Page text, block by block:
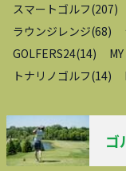
スマートゴルフ(207)
ラウンジレンジ(68)
GOLFERS24(14)
トナリノゴルフ(14)
ゴ